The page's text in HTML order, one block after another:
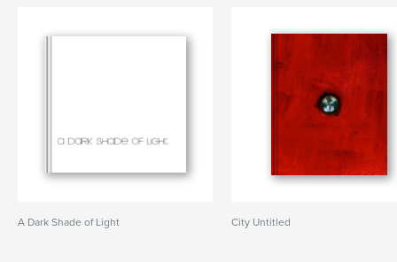
A Dark Shade of Light City Untitled